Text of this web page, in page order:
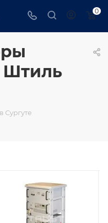
0
Штиль
Сургуте